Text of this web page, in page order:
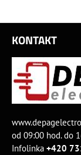
KONTAKT
od 09:00 hod. do
Infolinka +420